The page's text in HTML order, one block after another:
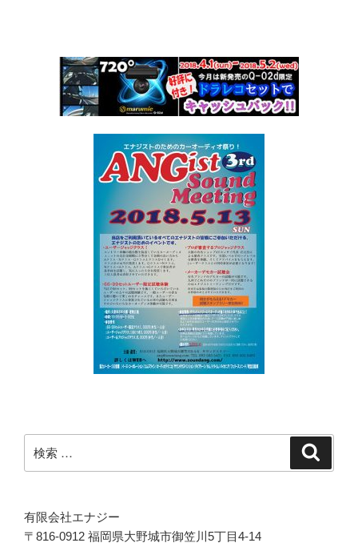
索:
有限会社エナジー
〒816-0912 福岡県大野城市御笠川5丁目4-14